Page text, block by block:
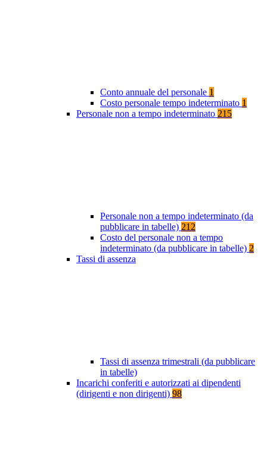
Conto annuale del personale 1
Costo personale tempo indeterminato 1
Personale non a tempo indeterminato 215
Personale non a tempo indeterminato (da
pubblicare in tabelle) 212
Costo del personale non a tempo
indeterminato (da pubblicare in tabelle) 2
Tassi di assenza
Tassi di assenza trimestrali (da pubblicare
in tabelle)
Incarichi conferiti e autorizzati ai dipendenti
(dirigenti e non dirigenti) 98